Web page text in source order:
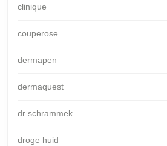
clinique
couperose
dermapen
dermaquest
dr schrammek
droge huid